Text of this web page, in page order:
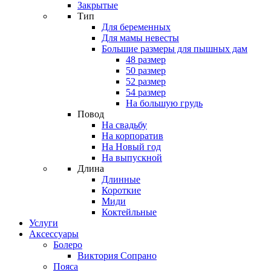
Закрытые
Тип
Для беременных
Для мамы невесты
Большие размеры для пышных дам
48 размер
50 размер
52 размер
54 размер
На большую грудь
Повод
На свадьбу
На корпоратив
На Новый год
На выпускной
Длина
Длинные
Короткие
Миди
Коктейльные
Услуги
Аксессуары
Болеро
Виктория Сопрано
Пояса